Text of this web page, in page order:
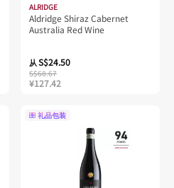
ALRIDGE
Aldridge Shiraz Cabernet
Australia Red Wine
从S$24.50
S$68.67
¥127.42
礼品包装